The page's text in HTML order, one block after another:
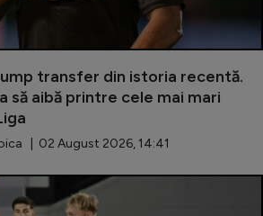
transfer din istoria recentă.
să aibă printre cele mai mari
| 02 August 2026, 14:41